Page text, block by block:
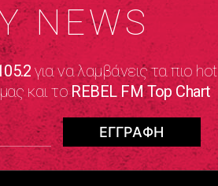
NEWS
για να λαμβάνεις τα πιο hot
και τοREBEL FM Top Chart